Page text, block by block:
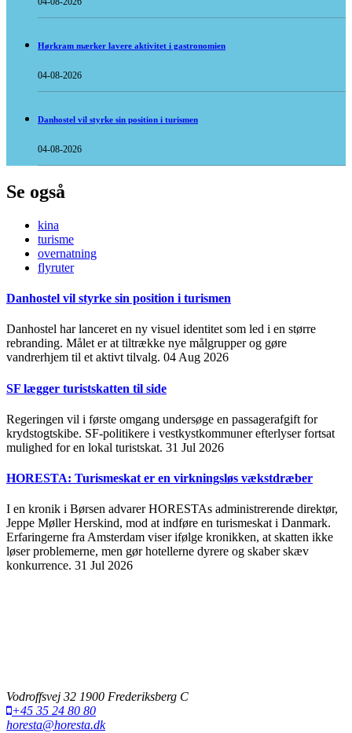
Hørkram mærker lavere aktivitet i gastronomien
04-08-2026
Danhostel vil styrke sin position i turismen
04-08-2026
Se også
kina
turisme
overnatning
flyruter
Danhostel vil styrke sin position i turismen
Danhostel har lanceret en ny visuel identitet som led i en større
rebranding. Målet er at tiltrække nye målgrupper og gøre
vandrerhjem til et aktivt tilvalg. 04 Aug 2026
SF lægger turistskatten til side
Regeringen vil i første omgang undersøge en passagerafgift for
krydstogtskibe. SF-politikere i vestkystkommuner efterlyser fortsat
mulighed for en lokal turistskat. 31 Jul 2026
HORESTA: Turismeskat er en virkningsløs vækstdræber
I en kronik i Børsen advarer HORESTAs administrerende direktør,
Jeppe Møller Herskind, mod at indføre en turismeskat i Danmark.
Erfaringerne fra Amsterdam viser ifølge kronikken, at skatten ikke
løser problemerne, men gør hotellerne dyrere og skaber skæv
konkurrence. 31 Jul 2026
Vodroffsvej 32 1900 Frederiksberg C
+45 35 24 80 80
horesta@horesta.dk